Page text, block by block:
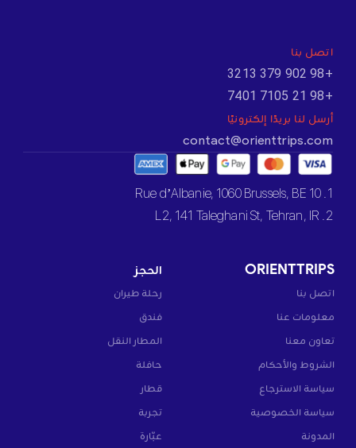
اتصل بنا
+98 902 379 3213
+98 21 7105 7401
أرسل لنا بريدًا إلكترونيًا
contact@orienttrips.com
1. 10 Rue d’Albanie, 1060 Brussels, BE
2. L2, 141 Taleghani St, Tehran, IR
ORIENTTRIPS
اتصل بنا
معلومات عنا
تعاون معنا
الشروط والأحكام
سياسة الاسترجاع
سياسة الخصوصية
المدونة
الحجز
رحلة طيران
فندق
المطار النقل
حافلة
قطار
تجربة
عبّارة